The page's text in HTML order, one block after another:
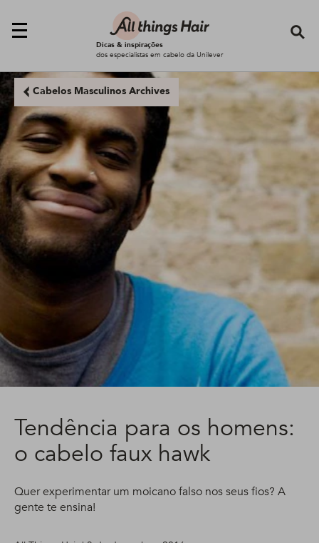
Dicas & inspirações
dos especialistas em cabelo da Unilever
Cabelos Masculinos Archives
Tendência para os homens:
o cabelo faux hawk
Quer experimentar um moicano falso nos seus fios? A
gente te ensina!